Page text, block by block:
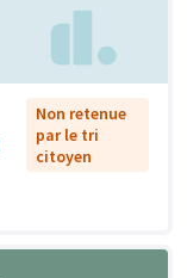
Non retenue
par le tri
citoyen